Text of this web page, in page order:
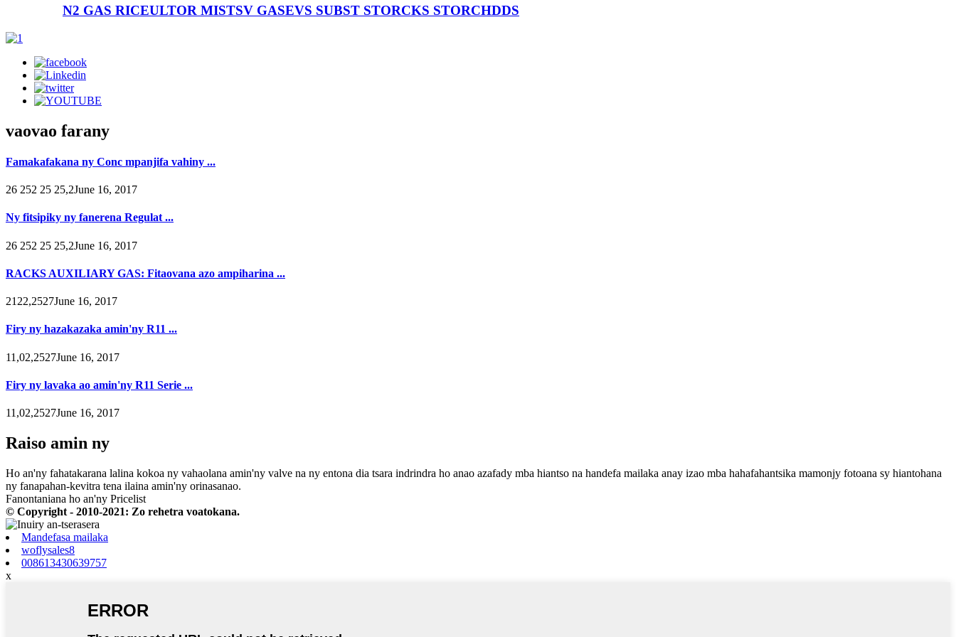
N2 GAS RICEULTOR MISTSV GASEVS SUBST STORCKS STORCHDDS
vaovao farany
Famakafakana ny Conc mpanjifa vahiny ...
26 252 25 25,2June 16, 2017
Ny fitsipiky ny fanerena Regulat ...
26 252 25 25,2June 16, 2017
RACKS AUXILIARY GAS: Fitaovana azo ampiharina ...
2122,2527June 16, 2017
Firy ny hazakazaka amin'ny R11 ...
11,02,2527June 16, 2017
Firy ny lavaka ao amin'ny R11 Serie ...
11,02,2527June 16, 2017
Raiso amin ny
Ho an'ny fahatakarana lalina kokoa ny vahaolana amin'ny valve na ny entona dia tsara indrindra ho anao azafady mba hiantso na handefa mailaka anay izao mba hahafahantsika mamonjy fotoana sy hiantohana
ny fanapahan-kevitra tena ilaina amin'ny orinasanao.
Fanontaniana ho an'ny Pricelist
© Copyright - 2010-2021: Zo rehetra voatokana.
Mandefasa mailaka
woflysales8
008613430639757
x